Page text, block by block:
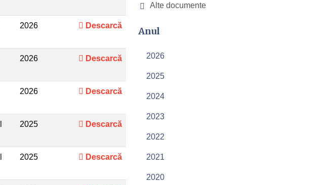
2026 Descarcă
2026 Descarcă
2026 Descarcă
2025 Descarcă
2025 Descarcă
Alte documente
Anul
2026
2025
2024
2023
2022
2021
2020